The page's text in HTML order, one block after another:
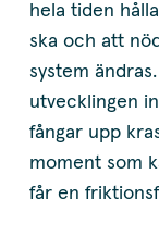
hela tiden
ska och att
system
utvecklingen
fångar upp
moment som
får en